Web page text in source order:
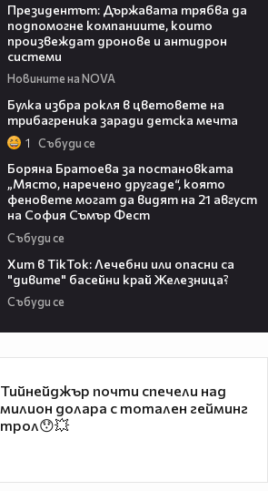
Президентът: Държавата трябва да
подпомогне компаниите, които
произвеждат дронове и антидрон
системи
Новините на NOVA
Булка избра рокля в цветовете на
трибагреника заради детска мечта
1 Събуди се
Боряна Братоева за постановката
„Място, наречено другаде“, която
феновете могат да видят на 21 август
на София Съмър Фест
Събуди се
Хит в TikTok: Лечебни или опасни са
"дивите" басейни край Железница?
Събуди се
Тийнейджър почти спечели над
милион долара с тотален гейминг
трол😯💥